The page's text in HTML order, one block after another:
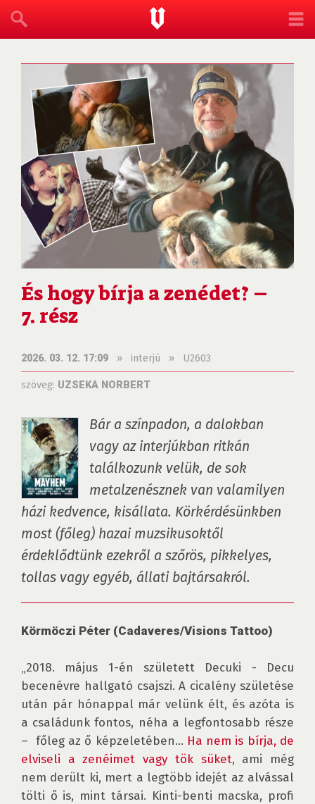
És hogy bírja a zenédet? –
7. rész
2026. 03. 12. 17:09 » interjú » U2603
szöveg: UZSEKA NORBERT
Bár a színpadon, a dalokban
vagy az interjúkban ritkán
találkozunk velük, de sok
metalzenésznek van valamilyen
házi kedvence, kisállata. Körkérdésünkben
most (főleg) hazai muzsikusoktől
érdeklődtünk ezekről a szőrös, pikkelyes,
tollas vagy egyéb, állati bajtársakról.
Körmöczi Péter (Cadaveres/Visions Tattoo)
„2018. május 1-én született Decuki - Decu
becenévre hallgató csajszi. A cicalény születése
után pár hónappal már velünk élt, és azóta is
a családunk fontos, néha a legfontosabb része
–  főleg az ő képzeletében… Ha nem is bírja, de
elviseli a zenéimet vagy tök süket, ami még
nem derült ki, mert a legtöbb idejét az alvással
tölti ő is, mint társai. Kinti-benti macska, profi